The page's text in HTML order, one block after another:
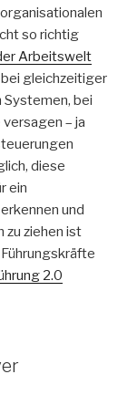
so richtig
Arbeitswelt
bei gleichzeitiger
Systemen, bei
– ja
diese
ein
und
zu ziehen ist
2.0